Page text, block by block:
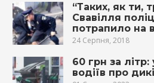
“Таких, як ти,
Свавілля
потрапило на
24 Серпня, 2018
60 грн за
водіїв про